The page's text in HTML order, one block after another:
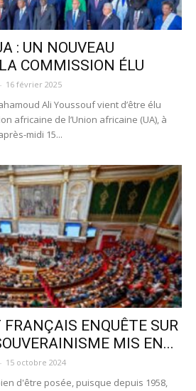
: UN NOUVEAU
COMMISSION ÉLU
- 16 février 2025
Ali Youssouf vient d’être élu
africaine de l’Union africaine (UA), à
midi 15...
ENQUÊTE SUR
MIS EN...
- 15 octobre 2024
d'être posée, puisque depuis 1958,